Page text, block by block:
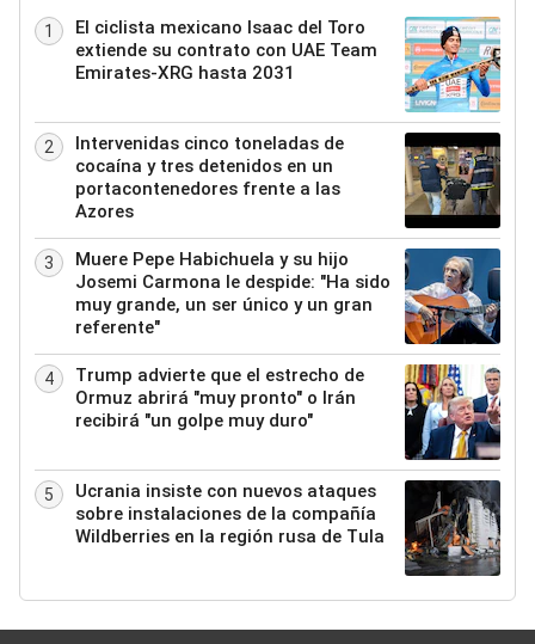
1
El ciclista mexicano Isaac del Toro
extiende su contrato con UAE Team
Emirates-XRG hasta 2031
2
Intervenidas cinco toneladas de
cocaína y tres detenidos en un
portacontenedores frente a las
Azores
3
Muere Pepe Habichuela y su hijo
Josemi Carmona le despide: "Ha sido
muy grande, un ser único y un gran
referente"
4
Trump advierte que el estrecho de
Ormuz abrirá "muy pronto" o Irán
recibirá "un golpe muy duro"
5
Ucrania insiste con nuevos ataques
sobre instalaciones de la compañía
Wildberries en la región rusa de Tula